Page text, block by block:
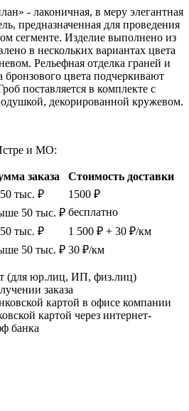
- лаконичная, в меру элегантная
предназначенная для проведения
сегменте. Изделие выполнено из
в нескольких вариантах цвета
Рельефная отделка граней и
бронзового цвета подчеркивают
поставляется в комплекте с
декорированной кружевом.
и МО:
заказа
Стоимость доставки
тыс. ₽
1500 ₽
50 тыс. ₽ бесплатно
тыс. ₽
1 500 ₽ + 30 ₽/км
50 тыс. ₽ 30 ₽/км
(для юр.лиц, ИП, физ.лиц)
заказа
картой в офисе компании
картой через интернет-
банка